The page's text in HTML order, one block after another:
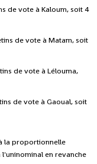
de vote à Kaloum, soit 4
de vote à Matam, soit
de vote à Lélouma,
de vote à Gaoual, soit
la proportionnelle
l'uninominal en revanche